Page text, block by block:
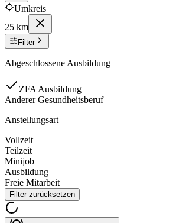
Umkreis
25 km
Filter
Abgeschlossene Ausbildung
ZFA Ausbildung
Anderer Gesundheitsberuf
Anstellungsart
Vollzeit
Teilzeit
Minijob
Ausbildung
Freie Mitarbeit
Filter zurücksetzen